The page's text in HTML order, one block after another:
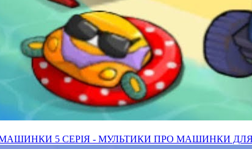
5 СЕРІЯ - МУЛЬТИКИ ПРО МАШИНКИ ДЛЯ